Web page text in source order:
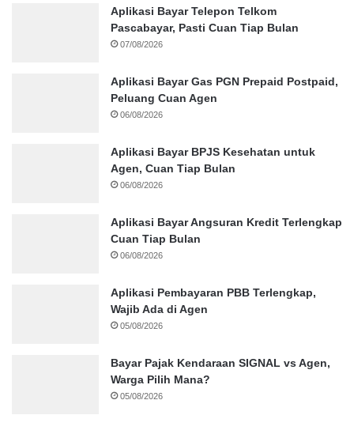
Aplikasi Bayar Telepon Telkom
Pascabayar, Pasti Cuan Tiap Bulan
07/08/2026
Aplikasi Bayar Gas PGN Prepaid Postpaid,
Peluang Cuan Agen
06/08/2026
Aplikasi Bayar BPJS Kesehatan untuk
Agen, Cuan Tiap Bulan
06/08/2026
Aplikasi Bayar Angsuran Kredit Terlengkap
Cuan Tiap Bulan
06/08/2026
Aplikasi Pembayaran PBB Terlengkap,
Wajib Ada di Agen
05/08/2026
Bayar Pajak Kendaraan SIGNAL vs Agen,
Warga Pilih Mana?
05/08/2026